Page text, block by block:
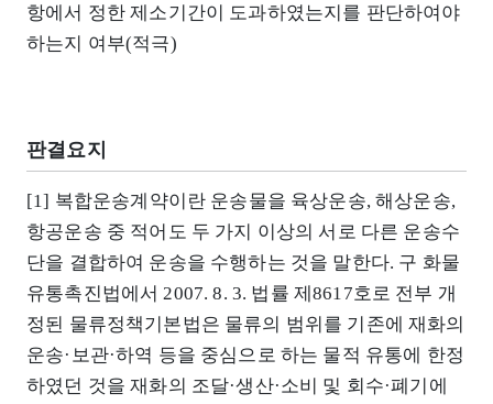
항에서 정한 제소기간이 도과하였는지를 판단하여야
하는지 여부(적극)
판결요지
[1] 복합운송계약이란 운송물을 육상운송, 해상운송,
항공운송 중 적어도 두 가지 이상의 서로 다른 운송수
단을 결합하여 운송을 수행하는 것을 말한다. 구 화물
유통촉진법에서 2007. 8. 3. 법률 제8617호로 전부 개
정된 물류정책기본법은 물류의 범위를 기존에 재화의
운송·보관·하역 등을 중심으로 하는 물적 유통에 한정
하였던 것을 재화의 조달·생산·소비 및 회수·폐기에